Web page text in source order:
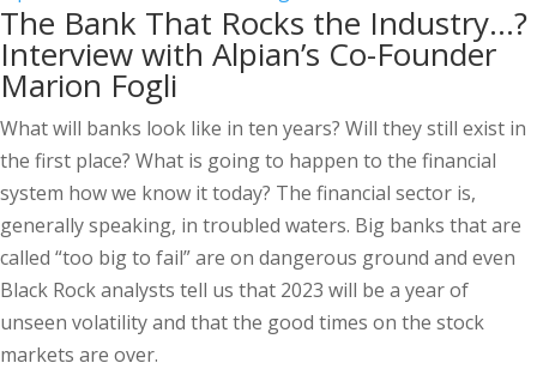
The Bank That Rocks the Industry…?
Interview with Alpian’s Co-Founder
Marion Fogli
What will banks look like in ten years? Will they still exist in
the first place? What is going to happen to the financial
system how we know it today? The financial sector is,
generally speaking, in troubled waters. Big banks that are
called “too big to fail” are on dangerous ground and even
Black Rock analysts tell us that 2023 will be a year of
unseen volatility and that the good times on the stock
markets are over.